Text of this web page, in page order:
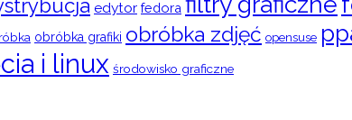
edytor fedora
obróbka grafiki obróbka zdjęć opensuse
i linux środowisko graficzne